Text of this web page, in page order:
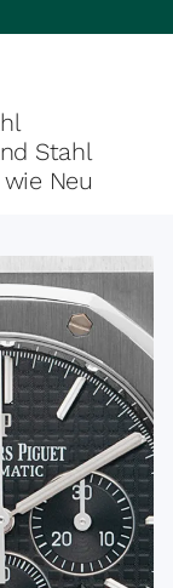
Stahl
Neu